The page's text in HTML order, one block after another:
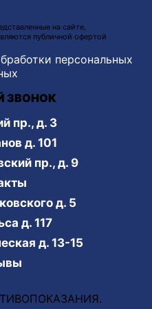
на сайте,
публичной офертой
персональных
ЗВОНОК
пр., д. 3
д. 101
пр., д. 9
д. 5
д. 117
д. 13-15